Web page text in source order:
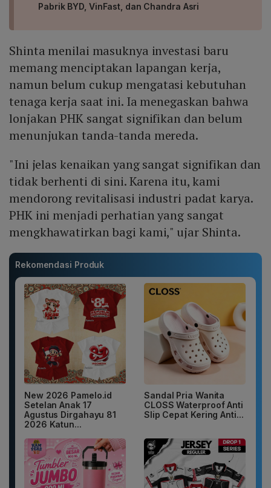
Pabrik BYD, VinFast, dan Chandra Asri
Shinta menilai masuknya investasi baru
memang menciptakan lapangan kerja,
namun belum cukup mengatasi kebutuhan
tenaga kerja saat ini. Ia menegaskan bahwa
lonjakan PHK sangat signifikan dan belum
menunjukan tanda-tanda mereda.
"Ini jelas kenaikan yang sangat signifikan dan
tidak berhenti di sini. Karena itu, kami
mendorong revitalisasi industri padat karya.
PHK ini menjadi perhatian yang sangat
mengkhawatirkan bagi kami," ujar Shinta.
Rekomendasi Produk
New 2026 Pamelo.id
Setelan Anak 17
Agustus Dirgahayu 81
2026 Katun...
Sandal Pria Wanita
CLOSS Waterproof Anti
Slip Cepat Kering Anti...